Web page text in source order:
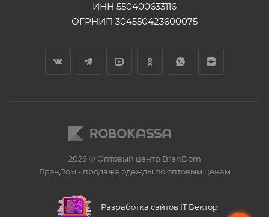
ИНН 550400633116
ОГРНИП 304550423600075
2026 © Оптовый центр BranDom
БрэнДом - продажа одежды по оптовым ценам
Разработка сайтов IT Вектор